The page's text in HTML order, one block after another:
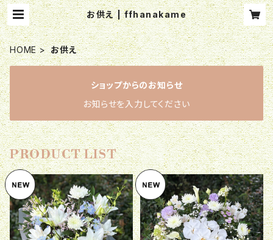
お供え | ffhanakame
HOME お供え
ショップからのお知らせ
お知らせを入力してください
PRODUCT LIST